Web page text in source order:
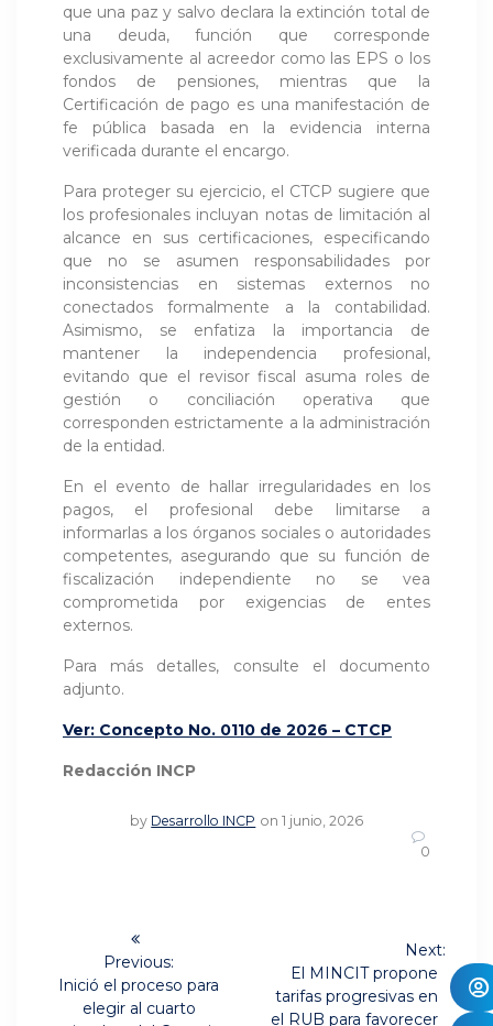
que una paz y salvo declara la extinción total de
una deuda, función que corresponde
exclusivamente al acreedor como las EPS o los
fondos de pensiones, mientras que la
Certificación de pago es una manifestación de
fe pública basada en la evidencia interna
verificada durante el encargo.
Para proteger su ejercicio, el CTCP sugiere que
los profesionales incluyan notas de limitación al
alcance en sus certificaciones, especificando
que no se asumen responsabilidades por
inconsistencias en sistemas externos no
conectados formalmente a la contabilidad.
Asimismo, se enfatiza la importancia de
mantener la independencia profesional,
evitando que el revisor fiscal asuma roles de
gestión o conciliación operativa que
corresponden estrictamente a la administración
de la entidad.
En el evento de hallar irregularidades en los
pagos, el profesional debe limitarse a
informarlas a los órganos sociales o autoridades
competentes, asegurando que su función de
fiscalización independiente no se vea
comprometida por exigencias de entes
externos.
Para más detalles, consulte el documento
adjunto.
Ver: Concepto No. 0110 de 2026 – CTCP
Redacción INCP
by Desarrollo INCP on 1 junio, 2026
0
Navegación
Previous:
Previous
Inició el proceso para
elegir al cuarto
Next:
Next
post:
El MINCIT propone
tarifas progresivas en
el RUB para favorecer